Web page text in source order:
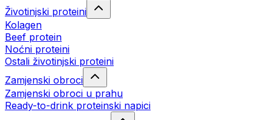
Životinjski proteini
Kolagen
Beef protein
Noćni proteini
Ostali životinjski proteini
Zamjenski obroci
Zamjenski obroci u prahu
Ready-to-drink proteinski napici